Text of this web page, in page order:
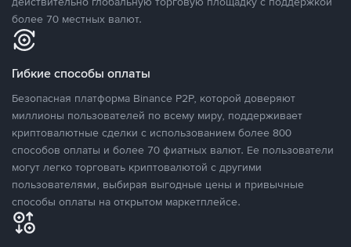
более 70 местных валют.
Гибкие способы оплаты
Безопасная платформа Binance P2P, которой доверяют
миллионы пользователей по всему миру, поддерживает
криптовалютные сделки с использованием более 800
способов оплаты и более 70 фиатных валют. Ее пользователи
могут легко торговать криптовалютой с другими
пользователями, выбирая выгодные цены и привычные
способы оплаты на открытом маркетплейсе.